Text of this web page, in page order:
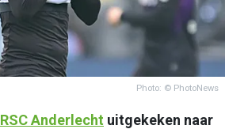
Photo: © PhotoNews
RSCAnderlecht uitgekeken naar